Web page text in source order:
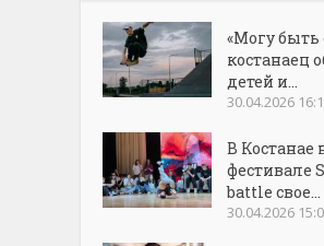
«Могу быть
костанаец
детей и...
30.04.2026
В Костанае
фестивале
battle свое...
30.04.2026